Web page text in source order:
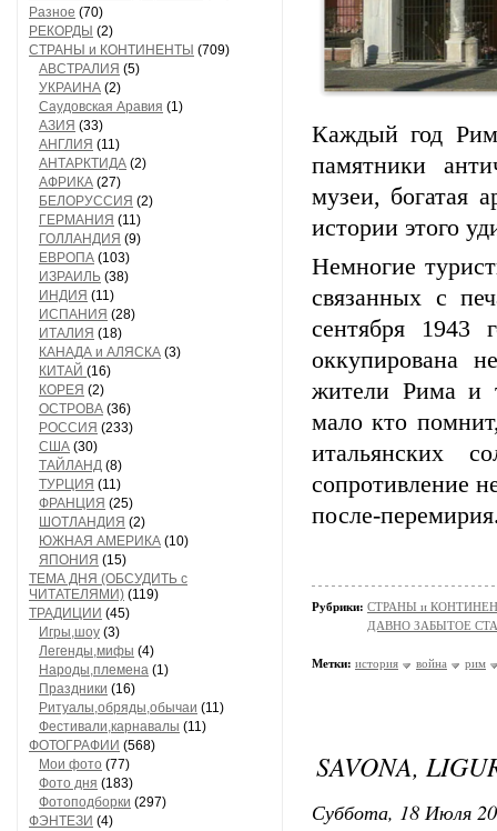
Разное (70)
РЕКОРДЫ (2)
СТРАНЫ и КОНТИНЕНТЫ (709)
АВСТРАЛИЯ (5)
УКРАИНА (2)
Саудовская Аравия (1)
АЗИЯ (33)
АНГЛИЯ (11)
АНТАРКТИДА (2)
АФРИКА (27)
БЕЛОРУССИЯ (2)
ГЕРМАНИЯ (11)
ГОЛЛАНДИЯ (9)
ЕВРОПА (103)
ИЗРАИЛЬ (38)
ИНДИЯ (11)
ИСПАНИЯ (28)
ИТАЛИЯ (18)
КАНАДА и АЛЯСКА (3)
КИТАЙ (16)
КОРЕЯ (2)
ОСТРОВА (36)
РОССИЯ (233)
США (30)
ТАЙЛАНД (8)
ТУРЦИЯ (11)
ФРАНЦИЯ (25)
ШОТЛАНДИЯ (2)
ЮЖНАЯ АМЕРИКА (10)
ЯПОНИЯ (15)
ТЕМА ДНЯ (ОБСУДИТЬ с
ЧИТАТЕЛЯМИ) (119)
ТРАДИЦИИ (45)
Игры,шоу (3)
Легенды,мифы (4)
Народы,племена (1)
Праздники (16)
Ритуалы,обряды,обычаи (11)
Фестивали,карнавалы (11)
ФОТОГРАФИИ (568)
Мои фото (77)
Фото дня (183)
Фотоподборки (297)
ФЭНТЕЗИ (4)
Каждый год
памятники
музеи, богатая
истории этого
Немногие
связанных с
сентября 1943
оккупирована
жители Рима и
мало кто
итальянских
сопротивление
после-
Рубрики: СТРАНЫ и
ДАВНО ЗАБЫТОЕ
Метки: история война рим
SAVONA,
Суббота, 18 Июля